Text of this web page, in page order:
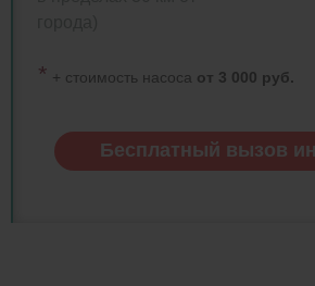
* + стоимость насоса от 3 000 руб.
Бесплатный вызов